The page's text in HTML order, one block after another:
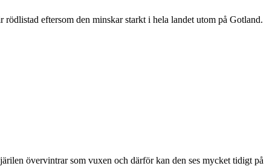
eftersom den minskar starkt i hela landet utom på Gotland.
övervintrar som vuxen och därför kan den ses mycket tidigt på